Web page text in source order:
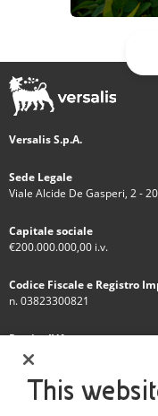
Versalis S.p.A.
Sede Legale
Viale Alcide De Gasperi, 2 -
Capitale sociale
€200.000.000,00 i.v.
Codice Fiscale e Registro
n. 03823300821
Partita IVA
IT 01768800748 - R.E.A.
Società soggetta all'attività
This